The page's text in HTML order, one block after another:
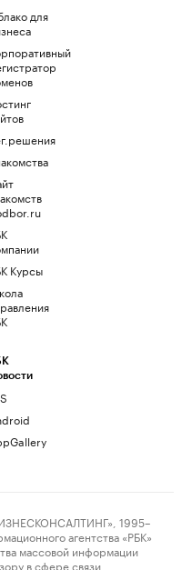
для
Курсы
1995–
агентства «РБК»
массовой информации
в сфере связи,